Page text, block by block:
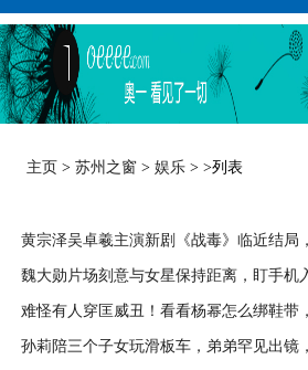
主页 >苏州之窗 >娱乐 > >列表
黄宗泽吴卓羲主演新剧《战毒》临近结局
魏大勋片场刻意与女星保持距离，盯手机
难怪有人穿匡威丑！看看杨幂怎么绑鞋带
孙莉陪三个子女玩滑板车，弟弟罕见出镜